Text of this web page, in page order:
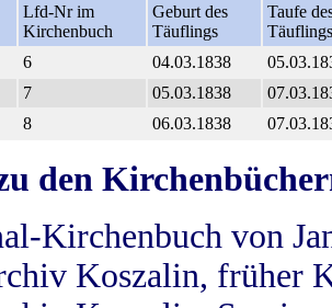
Lfd-Nr im
Kirchenbuch
Geburt des
Täuflings
Taufe
Täuflings
6 04.03.1838
7 05.03.1838
8 06.03.1838
den
Kirchenbuch von
Koszalin, früher